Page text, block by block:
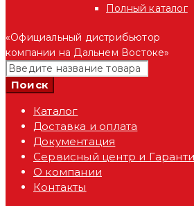
Полный каталог
«Официальный дистрибьютор
компании на Дальнем Востоке»
Каталог
Доставка и оплата
Документация
Сервисный центр и
О компании
Контакты